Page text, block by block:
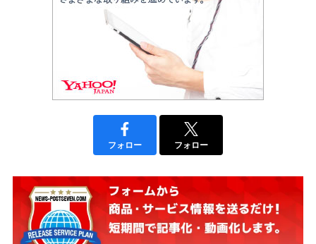
フォロー フォロー